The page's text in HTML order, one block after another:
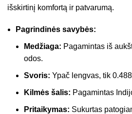
išskirtinį komfortą ir patvarumą.
Pagrindinės savybės:
Medžiaga: Pagamintas iš
odos.
Svoris: Ypač lengvas, tik
Kilmės šalis: Pagamintas
Pritaikymas: Sukurtas